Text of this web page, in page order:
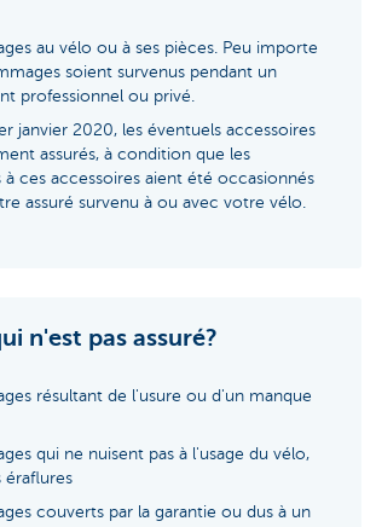
au vélo ou à ses pièces. Peu importe
soient survenus pendant un
professionnel ou privé.
janvier 2020, les éventuels accessoires
assurés, à condition que les
ces accessoires aient été occasionnés
assuré survenu à ou avec votre vélo.
n'est pas assuré?
résultant de l'usure ou d'un manque
qui ne nuisent pas à l'usage du vélo,
couverts par la garantie ou dus à un